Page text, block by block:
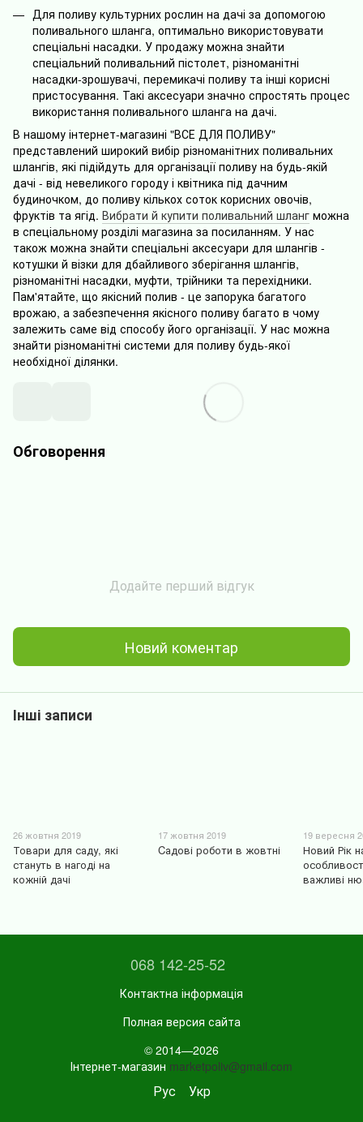
Для поливу культурних рослин на дачі за допомогою
поливального шланга, оптимально використовувати
спеціальні насадки. У продажу можна знайти
спеціальний поливальний пістолет, різноманітні
насадки-зрошувачі, перемикачі поливу та інші корисні
пристосування. Такі аксесуари значно спростять процес
використання поливального шланга на дачі.
В нашому інтернет-магазині "ВСЕ ДЛЯ ПОЛИВУ"
представлений широкий вибір різноманітних поливальних
шлангів, які підійдуть для організації поливу на будь-якій
дачі - від невеликого городу і квітника під дачним
будиночком, до поливу кількох соток корисних овочів,
фруктів та ягід. Вибрати й купити поливальний шланг можна
в спеціальному розділі магазина за посиланням. У нас
також можна знайти спеціальні аксесуари для шлангів -
котушки й візки для дбайливого зберігання шлангів,
різноманітні насадки, муфти, трійники та перехідники.
Пам'ятайте, що якісний полив - це запорука багатого
врожаю, а забезпечення якісного поливу багато в чому
залежить саме від способу його організації. У нас можна
знайти різноманітні системи для поливу будь-якої
необхідної ділянки.
Обговорення
Додайте перший відгук
Новий коментар
Інші записи
26 жовтня 2019
Товари для саду, які
стануть в нагоді на
кожній дачі
17 жовтня 2019
Cадові роботи в жовтні
19 вересня
Новий Рік
важливі
068 142-25-52
Контактна інформація
Полная версия сайта
© 2014—2026
Інтернет-магазин marketpoliv@gmail.com
Рус Укр